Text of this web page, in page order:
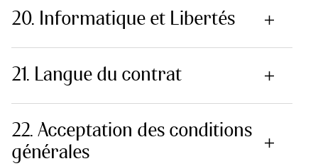
20. Informatique et Libertés
21. Langue du contrat
22. Acceptation des conditions
générales